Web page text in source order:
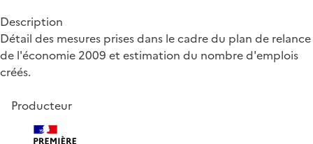
Description
Détail des mesures prises dans le cadre du plan de relance
de l'économie 2009 et estimation du nombre d'emplois
créés.
Producteur